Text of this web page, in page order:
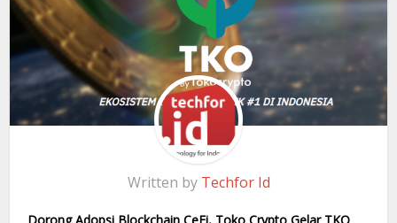
Written by Techfor Id